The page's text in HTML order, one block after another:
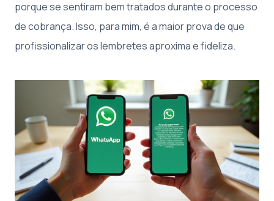
porque se sentiram bem tratados durante o processo
de cobrança. Isso, para mim, é a maior prova de que
profissionalizar os lembretes aproxima e fideliza.